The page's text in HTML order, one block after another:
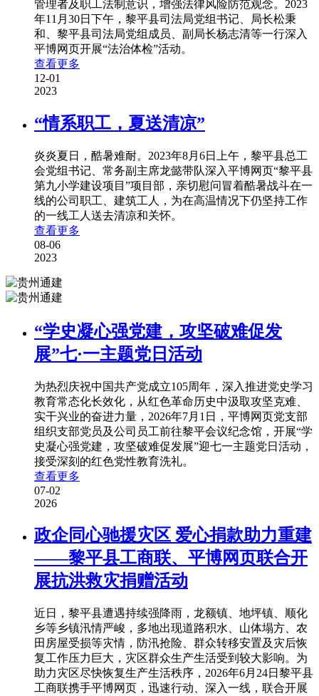
管理者及职工法制意识，增强法律风险防范观念。2023
年11月30日下午，黎平县司法局党组书记、局长松秉
和、黎平县司法局党组成员、副局长杨志清等一行深入
平博网页开展“法治体检”活动。
查看更多
12-01
2023
“情系职工，夏送清凉”
炎炎夏日，酷暑难耐。2023年8月6日上午，黎平县总工
会党组书记、常务副主席龙懿带队深入平博网页“黎平县
第九小学建设项目”项目部，亲切慰问冒着酷暑战斗在一
线的公司职工、建筑工人，为在高温情况下仍坚持工作
的一线工人送去清凉和关怀。
查看更多
08-06
2023
“学史凝心强党建，攻坚破难促发
展”七·一主题党日活动
为热烈庆祝中国共产党成立105周年，深入推进党史学习
教育常态化长效化，从红色革命历史中汲取攻坚克难、
实干兴业的奋进力量，2026年7月1日，平博网页党支部
组织支部党员及公司员工前往黎平会议纪念馆，开展“学
史凝心强党建，攻坚破难促发展”迎七一主题党日活动，
接受深刻的红色党性教育洗礼。
查看更多
07-02
2026
政企同心驰援灾区 爱心捐款助力重建
——黎平县工商联、平博网页联合开
展抗洪救灾捐赠活动
近日，黎平县遭遇持续强降雨，龙额镇、地坪镇、顺化
乡等乡镇汛情严峻，多地出现道路积水、山体塌方、农
田房屋受损等灾情，防汛抢险、群众转移安置及灾后恢
复工作压力巨大，灾区群众生产生活受到较大影响。为
助力灾区尽快恢复生产生活秩序，2026年6月24日黎平县
工商联携手平博网页，迅速行动、深入一线，联合开展